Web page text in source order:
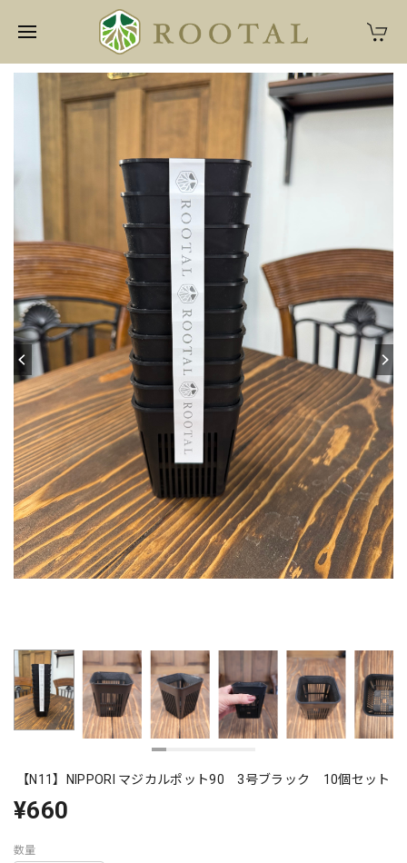
【N11】NIPPORI マジカルポット90 3号ブラック 10個セット
¥660
数量